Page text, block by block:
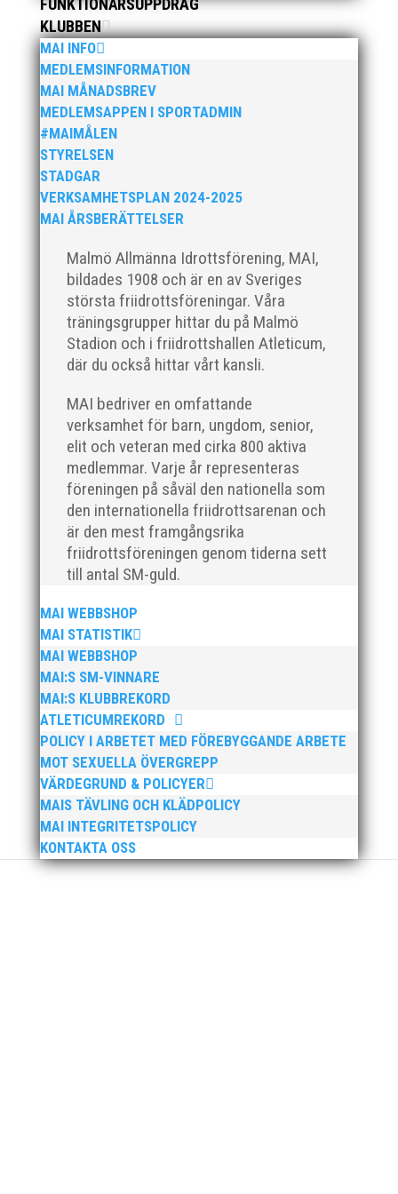
FUNKTIONÄRSUPPDRAG
KLUBBEN
MAI INFO
MEDLEMSINFORMATION
MAI MÅNADSBREV
MEDLEMSAPPEN I SPORTADMIN
#MAIMÅLEN
STYRELSEN
STADGAR
VERKSAMHETSPLAN 2024-2025
MAI ÅRSBERÄTTELSER
Malmö Allmänna Idrottsförening, MAI,
bildades 1908 och är en av Sveriges
största friidrottsföreningar. Våra
träningsgrupper hittar du på Malmö
Stadion och i friidrottshallen Atleticum,
där du också hittar vårt kansli.
MAI bedriver en omfattande
verksamhet för barn, ungdom, senior,
elit och veteran med cirka 800 aktiva
medlemmar. Varje år representeras
föreningen på såväl den nationella som
den internationella friidrottsarenan och
är den mest framgångsrika
friidrottsföreningen genom tiderna sett
till antal SM-guld.
MAI WEBBSHOP
MAI STATISTIK
MAI WEBBSHOP
MAI:S SM-VINNARE
MAI:S KLUBBREKORD
ATLETICUMREKORD
POLICY I ARBETET MED FÖREBYGGANDE ARBETE
MOT SEXUELLA ÖVERGREPP
VÄRDEGRUND & POLICYER
MAIS TÄVLING OCH KLÄDPOLICY
MAI INTEGRITETSPOLICY
KONTAKTA OSS
När Friidrottssverige samlades för fest gick en av
utmärkelserna till MAI och Kalvinknatet – Lasses
skötebarn i alla år. MAI-delegationen fick ta emot
priset ”Årets pulshöjare”, och bland annat fanns
ordförande Fredrik Wennolf på plats för att ta emot
Som traditionen bjuder så var vi ett helt gäng löpare
från MAI RUNNERS som sprang det mysiga
Sylvesterloppet på självaste nyårsafton. Formen är
enkel, ett eller två varv runt Pildammsparken (2,7 km
respektive 5,4 kilometer), med tidtagning på de fem
främsta i varje...
Klubbchef – Malmö Allmänna Idrottsförening (MAI)
Vill du vara med och skapa glädje, gemenskap och
utveckling i en av Sveriges största
friidrottsföreningar? Malmö Allmänna Idrottsförening
– MAI – söker en engagerad, strategisk,
relationsbyggande och affärsinriktad...